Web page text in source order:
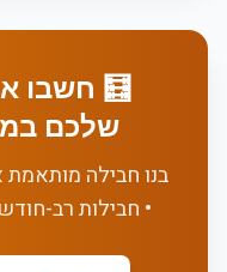
🧮 חשבו
שלכם
• חבילות רב-